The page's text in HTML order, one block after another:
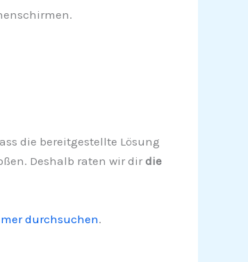
die bereitgestellte Lösung
Deshalb raten wir dirdie
durchsuchen.